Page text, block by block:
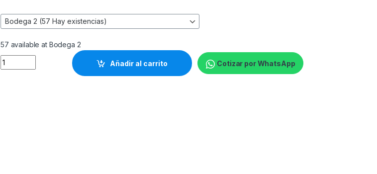
57 available at Bodega 2
WESTERN DIGITAL PURPLE 1TB SURVEILLANCE HARD DRIVE 5400RPM 3.5" quantity
Añadir al carrito Cotizar por WhatsApp